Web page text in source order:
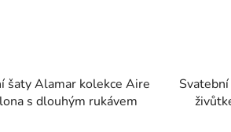
šaty Alamar kolekce Aire
s dlouhým rukávem